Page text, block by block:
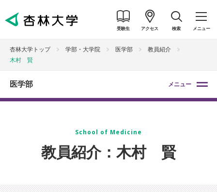
受験生 アクセス 検索 メニュー
杏林大学トップ 学部・大学院 医学部
教員紹介
木村 賢
医学部 メニュー
School of Medicine
教員紹介：木村 賢